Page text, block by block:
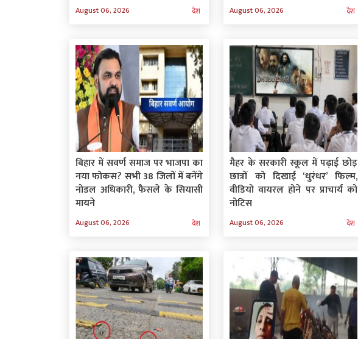
August 06, 2026 देश August 06, 2026 देश
बिहार में सवर्ण समाज पर भाजपा का
नया फोकस? सभी 38 जिलों में बनेंगे
नोडल अधिकारी, फैसले के सियासी
मायने
August 06, 2026 देश
मैहर के सरकारी स्कूल में पढ़ाई छोड़
छात्रों को दिखाई ‘धुरंधर’ फिल्म,
वीडियो वायरल होने पर प्राचार्य को
नोटिस
August 06, 2026 देश